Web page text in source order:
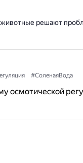
решают
#СоленаяВода
осмотической